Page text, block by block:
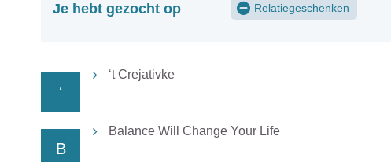
Je hebt gezocht op Relatiegeschenken
‘
‘t Crejativke
B
Balance Will Change Your Life